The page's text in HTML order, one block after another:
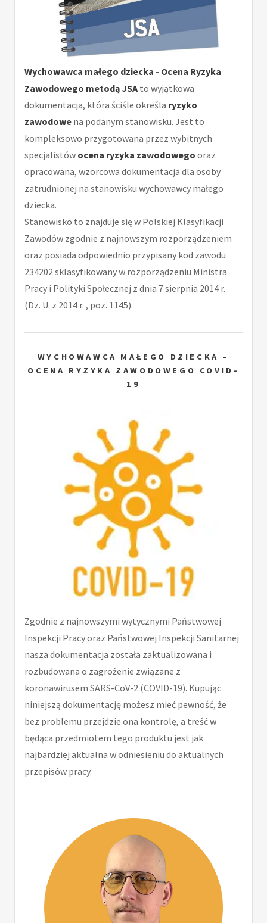
Wychowawca małego dziecka - Ocena Ryzyka
Zawodowego metodą JSA to wyjątkowa
dokumentacja, która ściśle określa ryzyko
zawodowe na podanym stanowisku. Jest to
kompleksowo przygotowana przez wybitnych
specjalistów ocena ryzyka zawodowego oraz
opracowana, wzorcowa dokumentacja dla osoby
zatrudnionej na stanowisku wychowawcy małego
dziecka.
Stanowisko to znajduje się w Polskiej Klasyfikacji
Zawodów zgodnie z najnowszym rozporządzeniem
oraz posiada odpowiednio przypisany kod zawodu
234202 sklasyfikowany w rozporządzeniu Ministra
Pracy i Polityki Społecznej z dnia 7 sierpnia 2014 r.
(Dz. U. z 2014 r. , poz. 1145).
WYCHOWAWCA MAŁEGO DZIECKA –
OCENA RYZYKA ZAWODOWEGO COVID-
19
Zgodnie z najnowszymi wytycznymi Państwowej
Inspekcji Pracy oraz Państwowej Inspekcji Sanitarnej
nasza dokumentacja została zaktualizowana i
rozbudowana o zagrożenie związane z
koronawirusem SARS-CoV-2 (COVID-19). Kupując
niniejszą dokumentację możesz mieć pewność, że
bez problemu przejdzie ona kontrolę, a treść w
będąca przedmiotem tego produktu jest jak
najbardziej aktualna w odniesieniu do aktualnych
przepisów pracy.